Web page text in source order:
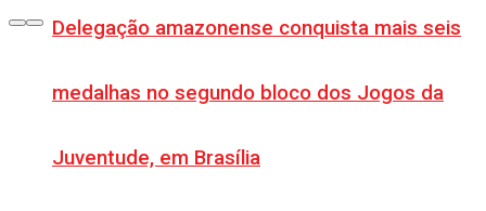
Delegação amazonense conquista mais seis
medalhas no segundo bloco dos Jogos da
Juventude, em Brasília